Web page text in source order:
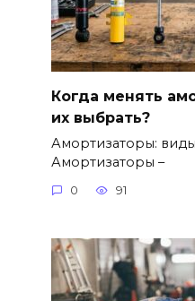
Когда менять
их выбрать?
Амортизаторы:
Амортизаторы –
0 91